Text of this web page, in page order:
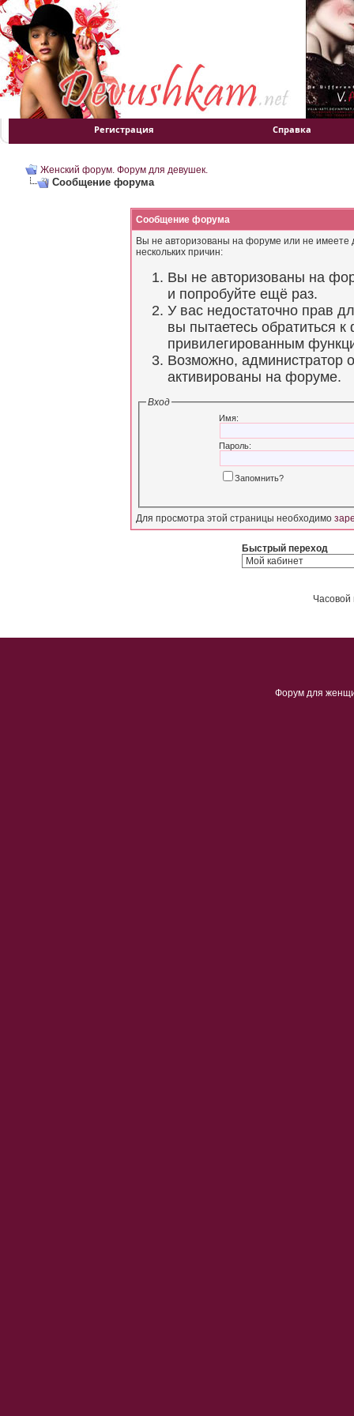
Регистрация Справка
Женский форум. Форум для девушек.
Сообщение форума
Сообщение форума
Вы не авторизованы на форуме или не имеете
нескольких причин:
Вы не авторизованы на
и попробуйте ещё раз.
У вас недостаточно прав
вы пытаетесь обратиться
привилегированным
Возможно, администратор
активированы на форуме.
Вход
Имя:
Пароль:
Запомнить?
Для просмотра этой страницы необходимо
Быстрый переход
Часовой
Форум для